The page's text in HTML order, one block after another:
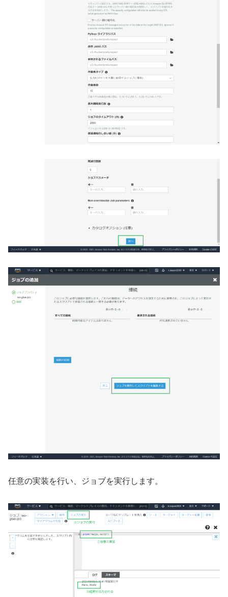
任意の実装を行い、ジョブを実行します。